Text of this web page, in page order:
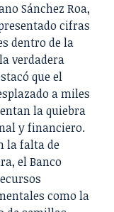
Sánchez Roa,
cifras
dentro de la
verdadera
que el
a miles
la quiebra
y financiero.
la falta de
el Banco
como la